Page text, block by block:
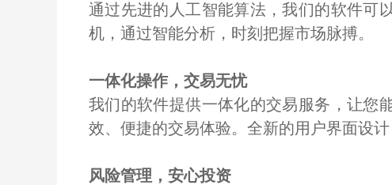
通过先进的人工智能算法，我们的软件可
机，通过智能分析，时刻把握市场脉搏。
一体化操作，交易无忧
我们的软件提供一体化的交易服务，让您
效、便捷的交易体验。全新的用户界面设计
风险管理，安心投资